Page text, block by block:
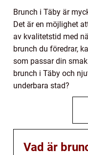
Brunch i Täby är
Det är en möjlighet
av kvalitetstid med
brunch du föredrar,
som passar din
brunch i Täby och
underbara stad?
Vad är